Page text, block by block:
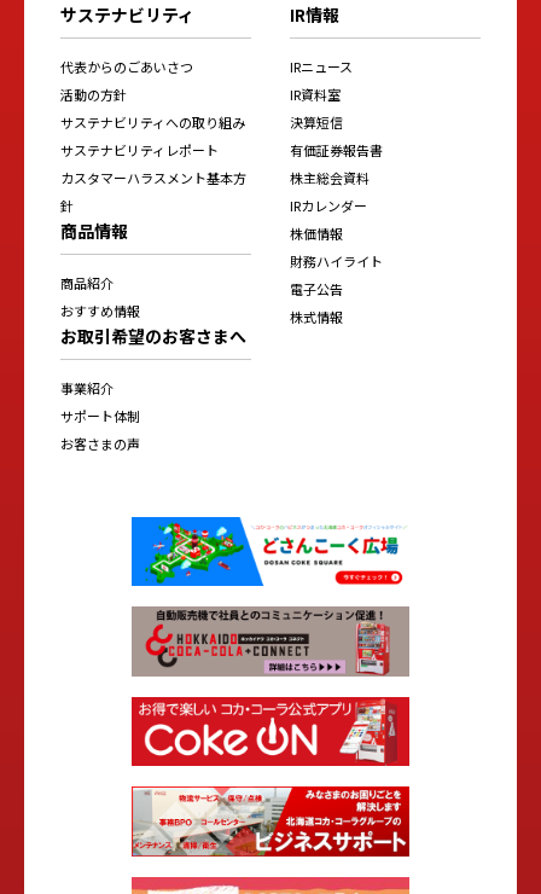
サステナビリティ
代表からのごあいさつ
活動の方針
サステナビリティへの取り組み
サステナビリティレポート
カスタマーハラスメント基本方
針
商品情報
商品紹介
おすすめ情報
お取引希望のお客さまへ
事業紹介
サポート体制
お客さまの声
IR情報
IRニュース
IR資料室
決算短信
有価証券報告書
株主総会資料
IRカレンダー
株価情報
財務ハイライト
電子公告
株式情報